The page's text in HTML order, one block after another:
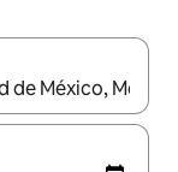
इस्तेमाल करके नेविगेट